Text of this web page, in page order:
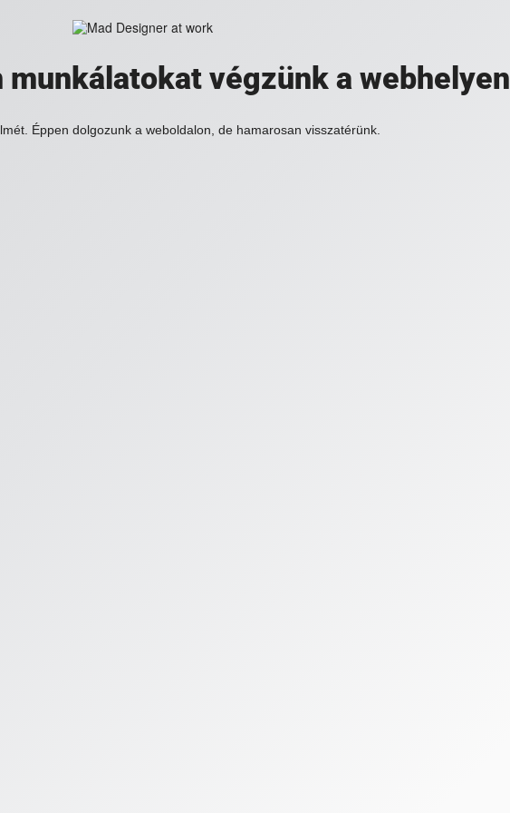
munkálatokat végzünk a webhelyen
Éppen dolgozunk a weboldalon, de hamarosan visszatérünk.